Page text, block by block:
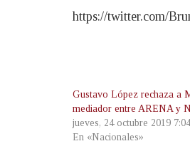
https://twitter.com/
Gustavo López rechaza a
mediador entre ARENA y
jueves, 24 octubre 2019
En «Nacionales»